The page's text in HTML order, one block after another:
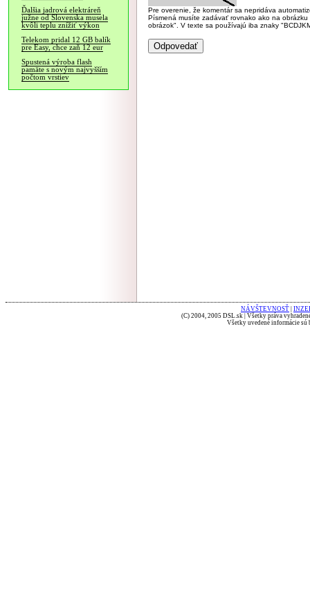
Ďalšia jadrová elektráreň
južne od Slovenska musela
kvôli teplu znížiť výkon
Telekom pridal 12 GB balík
pre Easy, chce zaň 12 eur
Spustená výroba flash
pamäte s novým najvyšším
počtom vrstiev
Pre overenie, že komentár sa nepridáva
Písmená musíte zadávať rovnako ako na
obrázok". V texte sa používajú iba znaky
NÁVŠTEVNOSŤ
(C) 2004, 2005 DSL.sk | Všetky práva
Všetky uvedené informácie sú